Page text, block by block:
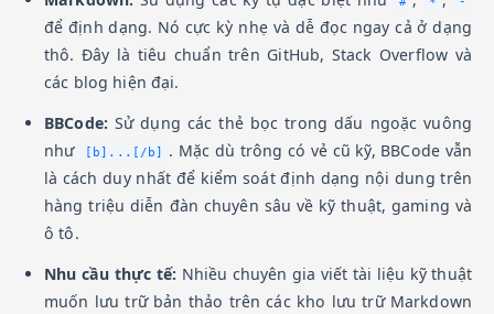
để định dạng. Nó cực kỳ nhẹ và dễ đọc ngay cả ở dạng
thô. Đây là tiêu chuẩn trên GitHub, Stack Overflow và
các blog hiện đại.
BBCode: Sử dụng các thẻ bọc trong dấu ngoặc vuông
như
[b]...[/b]
. Mặc dù trông có vẻ cũ kỹ, BBCode vẫn
là cách duy nhất để kiểm soát định dạng nội dung trên
hàng triệu diễn đàn chuyên sâu về kỹ thuật, gaming và
ô tô.
Nhu cầu thực tế: Nhiều chuyên gia viết tài liệu kỹ thuật
muốn lưu trữ bản thảo trên các kho lưu trữ Markdown